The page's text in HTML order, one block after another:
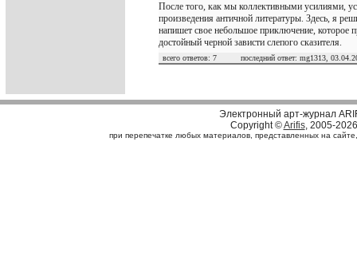
После того, как мы коллективными усилиями,
произведения античной литературы. Здесь, я
напишет свое небольшое приключение, которое
достойный черной зависти слепого сказителя.
всего ответов: 7 последний ответ: mg1313,
Электронный арт-журнал
Copyright ©Arifis, 2005-2026
при перепечатке любых материалов, представленных на